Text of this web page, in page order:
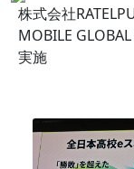
株式会社
MOBILE
実施